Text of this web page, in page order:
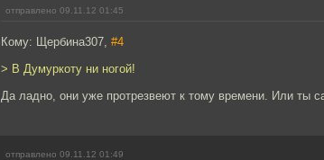
отправлено 09.11.12 01:45
Кому: Щербина307, #4
> В Думуркоту ни ногой!
Да ладно, они уже протрезвеют к тому времени. Или ты
отправлено 09.11.12 01:49